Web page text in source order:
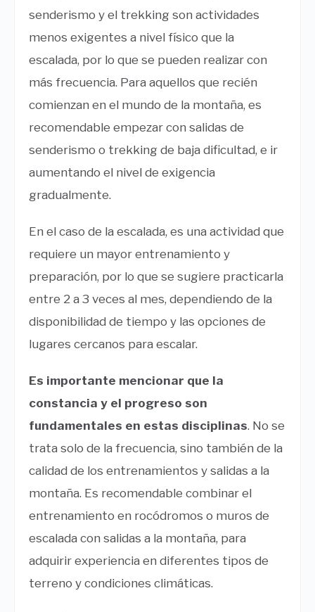
senderismo y el trekking son actividades
menos exigentes a nivel físico que la
escalada, por lo que se pueden realizar con
más frecuencia. Para aquellos que recién
comienzan en el mundo de la montaña, es
recomendable empezar con salidas de
senderismo o trekking de baja dificultad, e ir
aumentando el nivel de exigencia
gradualmente.
En el caso de la escalada, es una actividad que
requiere un mayor entrenamiento y
preparación, por lo que se sugiere practicarla
entre 2 a 3 veces al mes, dependiendo de la
disponibilidad de tiempo y las opciones de
lugares cercanos para escalar.
Es importante mencionar que la
constancia y el progreso son
fundamentales en estas disciplinas. No se
trata solo de la frecuencia, sino también de la
calidad de los entrenamientos y salidas a la
montaña. Es recomendable combinar el
entrenamiento en rocódromos o muros de
escalada con salidas a la montaña, para
adquirir experiencia en diferentes tipos de
terreno y condiciones climáticas.